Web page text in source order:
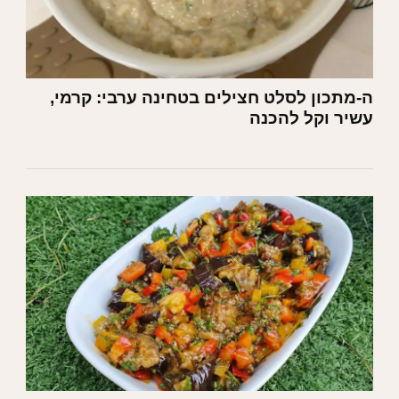
ה-מתכון לסלט חצילים בטחינה ערבי: קרמי,
עשיר וקל להכנה